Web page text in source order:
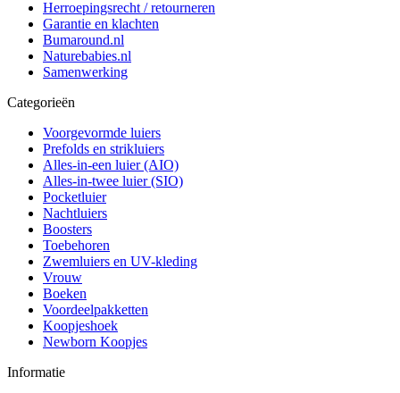
Herroepingsrecht / retourneren
Garantie en klachten
Bumaround.nl
Naturebabies.nl
Samenwerking
Categorieën
Voorgevormde luiers
Prefolds en strikluiers
Alles-in-een luier (AIO)
Alles-in-twee luier (SIO)
Pocketluier
Nachtluiers
Boosters
Toebehoren
Zwemluiers en UV-kleding
Vrouw
Boeken
Voordeelpakketten
Koopjeshoek
Newborn Koopjes
Informatie